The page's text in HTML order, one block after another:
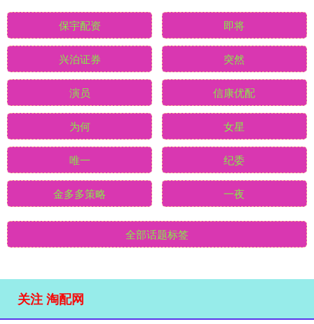
保宇配资 即将
兴泊证券 突然
演员 信康优配
为何 女星
唯一 纪委
金多多策略 一夜
全部话题标签
关注 淘配网